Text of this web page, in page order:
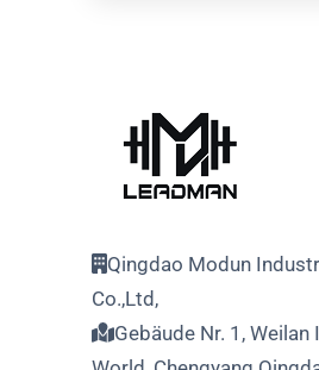
Qingdao Modun
Co.,Ltd,
Gebäude Nr. 1, Weilan